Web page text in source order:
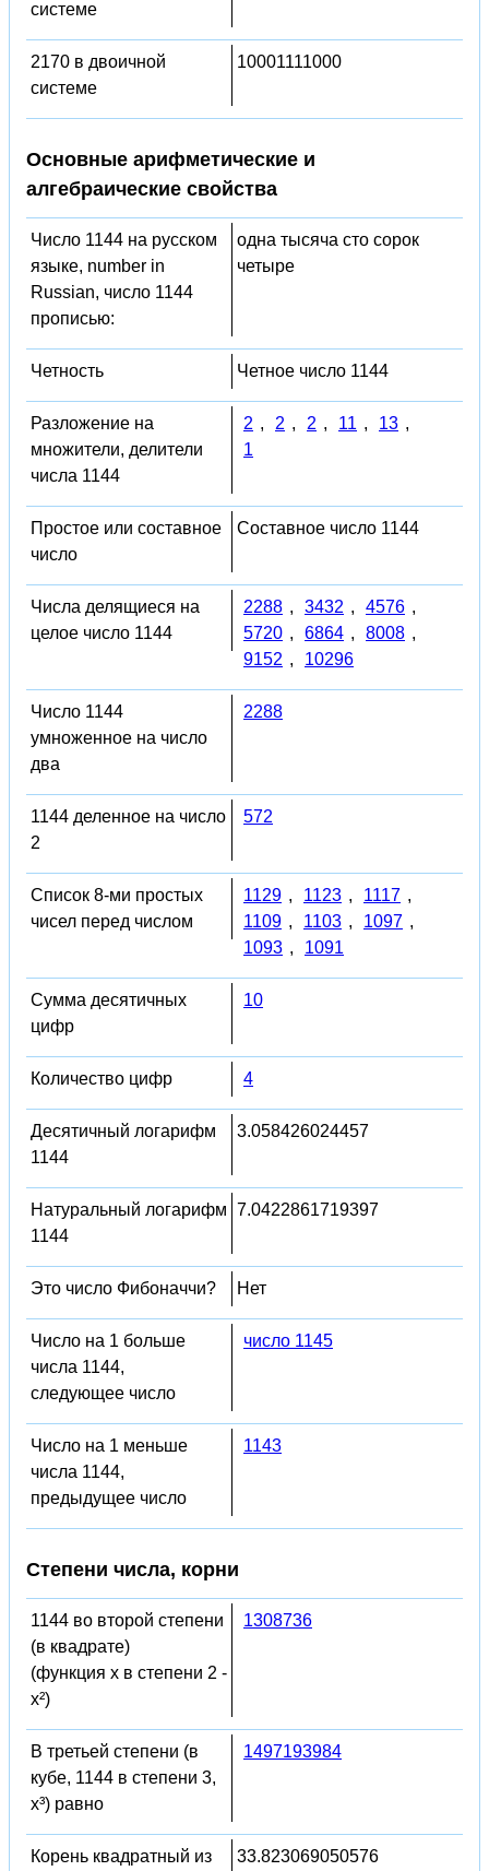
системе
2170 в двоичной
системе
10001111000
Основные арифметические и
алгебраические свойства
Число 1144 на русском
языке, number in
Russian, число 1144
прописью:
одна тысяча сто сорок
четыре
Четность Четное число 1144
Разложение на
множители, делители
числа 1144
2 , 2 , 2 , 11 , 13 ,
1
Простое или составное
число
Составное число 1144
Числа делящиеся на
целое число 1144
2288 , 3432 , 4576 ,
5720 , 6864 , 8008 ,
9152 , 10296
Число 1144
умноженное на число
два
2288
1144 деленное на число
2
572
Список 8-ми простых
чисел перед числом
1129 , 1123 , 1117 ,
1109 , 1103 , 1097 ,
1093 , 1091
Сумма десятичных
цифр
10
Количество цифр 4
Десятичный логарифм
1144
3.058426024457
Натуральный логарифм
1144
7.0422861719397
Это число Фибоначчи? Нет
Число на 1 больше
числа 1144,
следующее число
число 1145
Число на 1 меньше
числа 1144,
предыдущее число
1143
Степени числа, корни
1144 во второй степени
(в квадрате)
(функция x в степени 2 -
x²)
1308736
В третьей степени (в
кубе, 1144 в степени 3,
x³) равно
1497193984
Корень квадратный из
33.823069050576